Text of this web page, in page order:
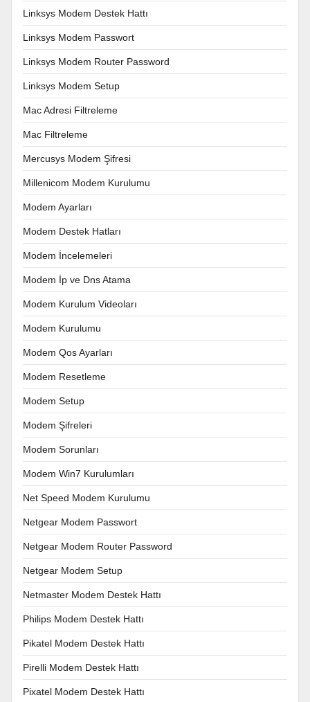
Linksys Modem Destek Hattı
Linksys Modem Passwort
Linksys Modem Router Password
Linksys Modem Setup
Mac Adresi Filtreleme
Mac Filtreleme
Mercusys Modem Şifresi
Millenicom Modem Kurulumu
Modem Ayarları
Modem Destek Hatları
Modem İncelemeleri
Modem İp ve Dns Atama
Modem Kurulum Videoları
Modem Kurulumu
Modem Qos Ayarları
Modem Resetleme
Modem Setup
Modem Şifreleri
Modem Sorunları
Modem Win7 Kurulumları
Net Speed Modem Kurulumu
Netgear Modem Passwort
Netgear Modem Router Password
Netgear Modem Setup
Netmaster Modem Destek Hattı
Philips Modem Destek Hattı
Pikatel Modem Destek Hattı
Pirelli Modem Destek Hattı
Pixatel Modem Destek Hattı